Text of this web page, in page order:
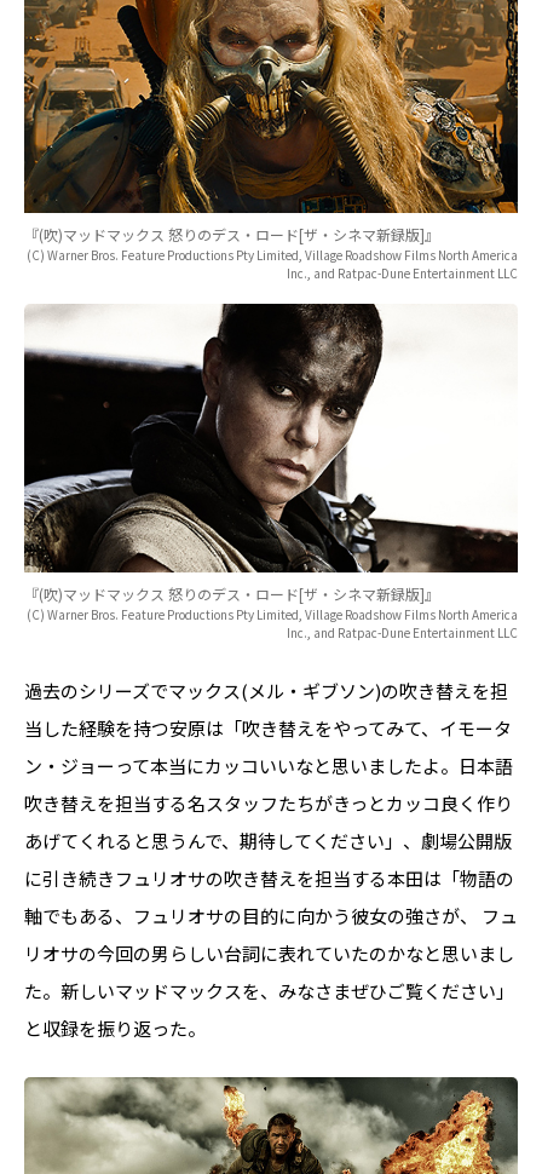
『(吹)マッドマックス 怒りのデス・ロード[ザ・シネマ新録版]』
(C) Warner Bros. Feature Productions Pty Limited, Village Roadshow Films North America
Inc., and Ratpac-Dune Entertainment LLC
『(吹)マッドマックス 怒りのデス・ロード[ザ・シネマ新録版]』
(C) Warner Bros. Feature Productions Pty Limited, Village Roadshow Films North America
Inc., and Ratpac-Dune Entertainment LLC
過去のシリーズでマックス(メル・ギブソン)の吹き替えを担
当した経験を持つ安原は「吹き替えをやってみて、イモータ
ン・ジョーって本当にカッコいいなと思いましたよ。日本語
吹き替えを担当する名スタッフたちがきっとカッコ良く作り
あげてくれると思うんで、期待してください」、劇場公開版
に引き続きフュリオサの吹き替えを担当する本田は「物語の
軸でもある、フュリオサの目的に向かう彼女の強さが、 フュ
リオサの今回の男らしい台詞に表れていたのかなと思いまし
た。新しいマッドマックスを、みなさまぜひご覧ください」
と収録を振り返った。